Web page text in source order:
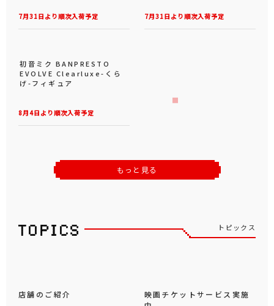
7月30日登場！ 7月30日登場！
ネック冷却プレート
初音ミク Wonderland フ
ィギュア オオカミと七匹の
子ヤギ